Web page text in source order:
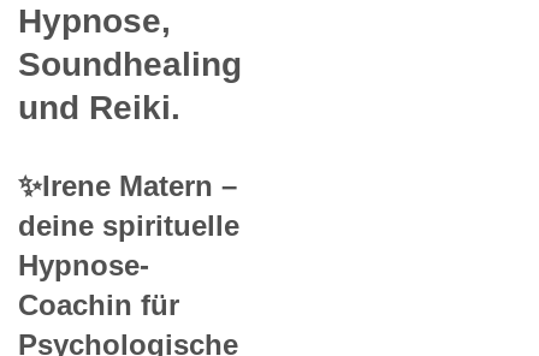
Hypnose,
Soundhealing
und Reiki.
✨Irene Matern –
deine spirituelle
Hypnose-
Coachin für
Psychologische